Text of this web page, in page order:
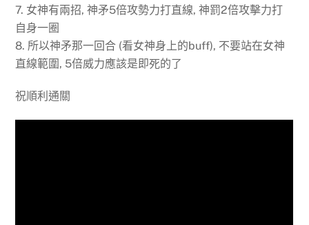
7. 女神有兩招, 神矛5倍攻勢力打直線, 神罰2倍攻擊力打
自身一圈
8. 所以神矛那一回合 (看女神身上的buff), 不要站在女神
直線範圍, 5倍威力應該是即死的了
祝順利通關